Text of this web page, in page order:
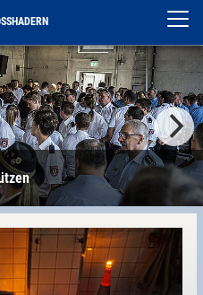
Tag der offenen Tür mit
Gerätehausführungen